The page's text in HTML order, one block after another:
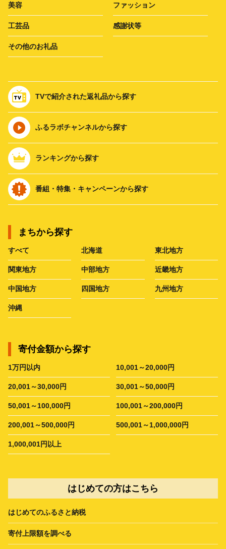
美容 ファッション
工芸品 感謝状等
その他のお礼品
TVで紹介された返礼品から探す
ふるラボチャンネルから探す
ランキングから探す
番組・特集・キャンペーンから探す
まちから探す
すべて 北海道 東北地方
関東地方 中部地方 近畿地方
中国地方 四国地方 九州地方
沖縄
寄付金額から探す
1万円以内 10,001～20,000円
20,001～30,000円 30,001～50,000円
50,001～100,000円 100,001～200,000円
200,001～500,000円 500,001～1,000,000円
1,000,001円以上
はじめての方はこちら
はじめてのふるさと納税
寄付上限額を調べる